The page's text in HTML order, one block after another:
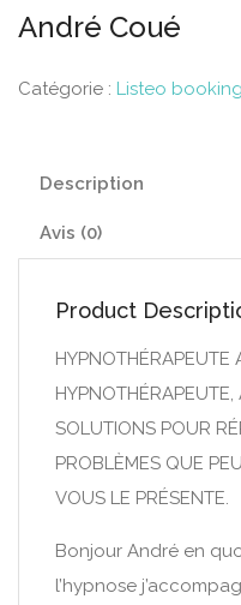
André Coué
Catégorie : Listeo booking
Description
Avis (0)
Product
HYPNOTHÉRAPEUTE
SOLUTIONS POUR
PROBLÈMES QUE
VOUS LE PRÉSENTE.
Bonjour André en
l’hypnose